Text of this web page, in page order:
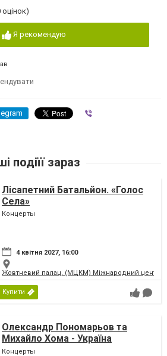
оцінок)
Я рекомендую
подіїї зараз
Лісапетний Батальйон. «Голос
Села»
Концерты
4 квітня 2027, 16:00
Жовтневий палац, (МЦКМ) Міжнародний центр
Купити
Олександр Пономарьов та
Михайло Хома - Україна
Переможе!
Концерты